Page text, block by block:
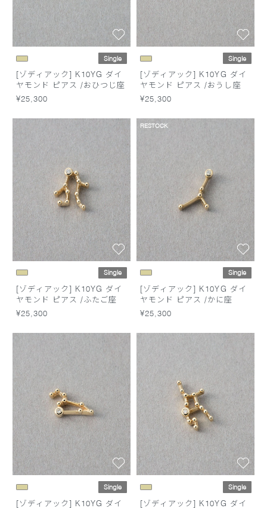
Single
[ゾディアック] K10YG ダイ
ヤモンド ピアス /おひつじ座
¥25,300
Single
[ゾディアック] K10YG ダイ
ヤモンド ピアス /おうし座
¥25,300
Single
[ゾディアック] K10YG ダイ
ヤモンド ピアス /ふたご座
¥25,300
RESTOCK
Single
[ゾディアック] K10YG ダイ
ヤモンド ピアス /かに座
¥25,300
Single
[ゾディアック] K10YG ダイ
Single
[ゾディアック] K10YG ダイ